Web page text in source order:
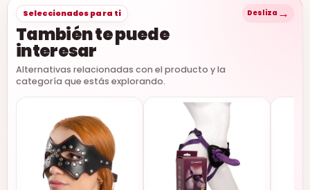
Seleccionados para ti
También te puede
interesar
Alternativas relacionadas con el producto y la
categoría que estás explorando.
Desliza →